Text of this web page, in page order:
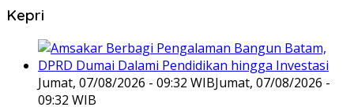
Kepri
Jumat, 07/08/2026 - 09:32 WIBJumat, 07/08/2026 -
09:32 WIB